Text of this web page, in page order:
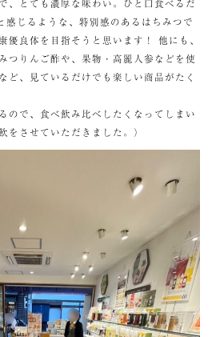
、とても濃厚な味わい。ひと口食べるだ
感じるような、特別感のあるはちみつで
優良体を目指そうと思います！ 他にも、
つりんご酢や、果物・高麗人参などを使
ど、見ているだけでも楽しい商品がたく
ので、食べ飲み比べしたくなってしまい
をさせていただきました。）